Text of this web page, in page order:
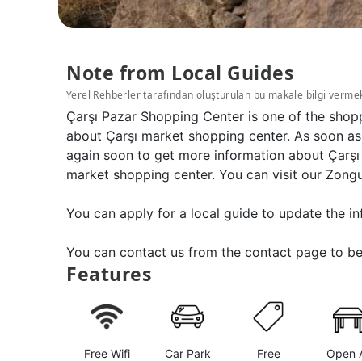
Note from Local Guides
Yerel Rehberler tarafından oluşturulan bu makale bilgi
Çarşı Pazar Shopping Center is one of the
about Çarşı market shopping center. As soon
again soon to get more information about
market shopping center. You can visit our
You can apply for a local guide to update the
You can contact us from the contact page to
Features
Free Wifi Car Park Free Open